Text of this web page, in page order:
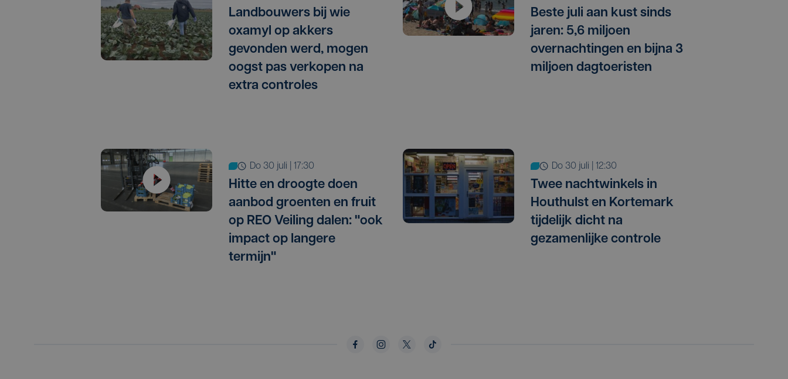
Landbouwers bij wie
oxamyl op akkers
gevonden werd, mogen
oogst pas verkopen na
extra controles
Beste juli aan kust sinds
jaren: 5,6 miljoen
overnachtingen en bijna 3
miljoen dagtoeristen
do 30 juli | 17:30
Hitte en droogte doen
aanbod groenten en fruit
op REO Veiling dalen: "ook
impact op langere
termijn"
do 30 juli | 12:30
Twee nachtwinkels in
Houthulst en Kortemark
tijdelijk dicht na
gezamenlijke controle